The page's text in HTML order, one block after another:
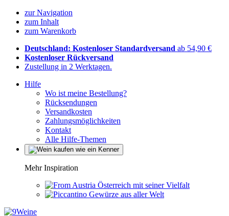
zur Navigation
zum Inhalt
zum Warenkorb
Deutschland: Kostenloser Standardversand ab 54,90 €
Kostenloser Rückversand
Zustellung in 2 Werktagen.
Hilfe
Wo ist meine Bestellung?
Rücksendungen
Versandkosten
Zahlungsmöglichkeiten
Kontakt
Alle Hilfe-Themen
Mehr Inspiration
Österreich mit seiner Vielfalt
Gewürze aus aller Welt